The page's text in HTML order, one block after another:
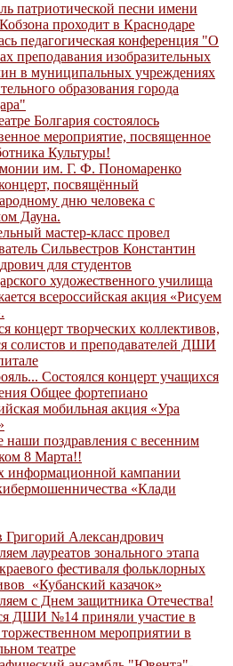
патриотической песни имени
проходит в Краснодаре
педагогическая конференция "О
преподавания изобразительных
в муниципальных учреждениях
образования города
Болгария состоялось
мероприятие, посвященное
Культуры!
им. Г. Ф. Пономаренко
посвящённый
дню человека с
Дауна.
мастер-класс провел
Сильвестров Константин
для студентов
художественного училища
всероссийская акция «Рисуем
концерт творческих коллективов,
солистов и преподавателей ДШИ
Состоялся концерт учащихся
Общее фортепиано
мобильная акция «Ура
наши поздравления с весенним
8 Марта!!
информационной кампании
«Клади
Григорий Александрович
лауреатов зонального этапа
фестиваля фольклорных
«Кубанский казачок»
с Днем защитника Отечества!
ДШИ №14 приняли участие в
мероприятии в
театре